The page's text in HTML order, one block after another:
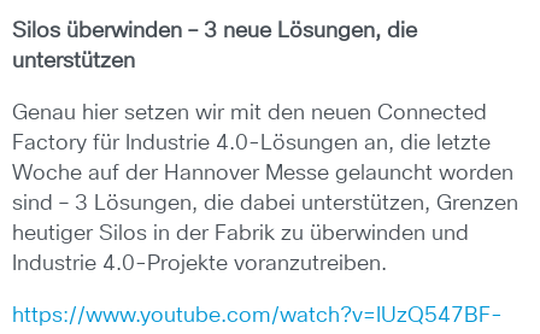
Silos überwinden – 3 neue Lösungen, die
unterstützen
Genau hier setzen wir mit den neuen Connected
Factory für Industrie 4.0-Lösungen an, die letzte
Woche auf der Hannover Messe gelauncht worden
sind – 3 Lösungen, die dabei unterstützen, Grenzen
heutiger Silos in der Fabrik zu überwinden und
Industrie 4.0-Projekte voranzutreiben.
https://www.youtube.com/watch?v=IUzQ547BF-